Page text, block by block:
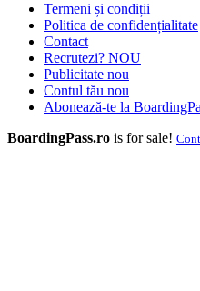
Termeni și condiții
Politica de confidențialitate
Contact
Recrutezi? NOU
Publicitate nou
Contul tău nou
Abonează-te la
BoardingPass.ro is for sale!